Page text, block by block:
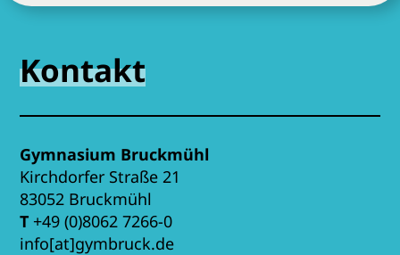
Kontakt
Gymnasium Bruckmühl
Kirchdorfer Straße 21
83052 Bruckmühl
T +49 (0)8062 7266-0
info[at]gymbruck.de